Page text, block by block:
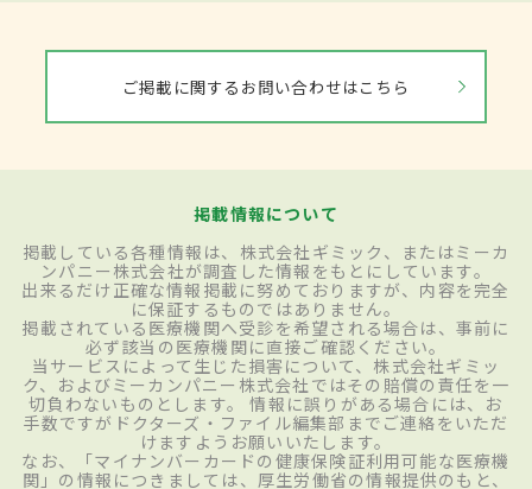
ご掲載に関するお問い合わせはこちら
掲載情報について
掲載している各種情報は、株式会社ギミック、またはミーカ
ンパニー株式会社が調査した情報をもとにしています。
出来るだけ正確な情報掲載に努めておりますが、内容を完全
に保証するものではありません。
掲載されている医療機関へ受診を希望される場合は、事前に
必ず該当の医療機関に直接ご確認ください。
当サービスによって生じた損害について、株式会社ギミッ
ク、およびミーカンパニー株式会社ではその賠償の責任を一
切負わないものとします。 情報に誤りがある場合には、お
手数ですがドクターズ・ファイル編集部までご連絡をいただ
けますようお願いいたします。
なお、「マイナンバーカードの健康保険証利用可能な医療機
関」の情報につきましては、厚生労働省の情報提供のもと、